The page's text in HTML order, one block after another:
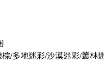
/多地迷彩/沙漠迷彩/叢林